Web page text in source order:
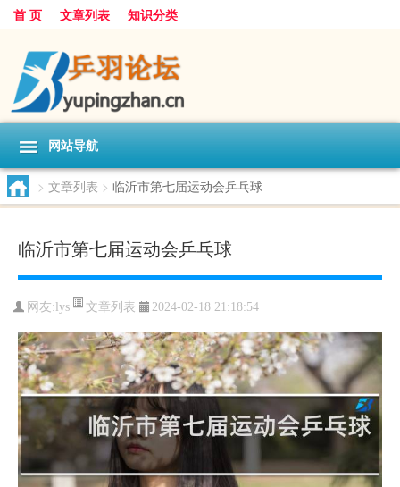
首 页 文章列表 知识分类
网站导航
> 文章列表 > 临沂市第七届运动会乒乓球
临沂市第七届运动会乒乓球
网友: lys 文章列表 2024-02-18 21:18:54